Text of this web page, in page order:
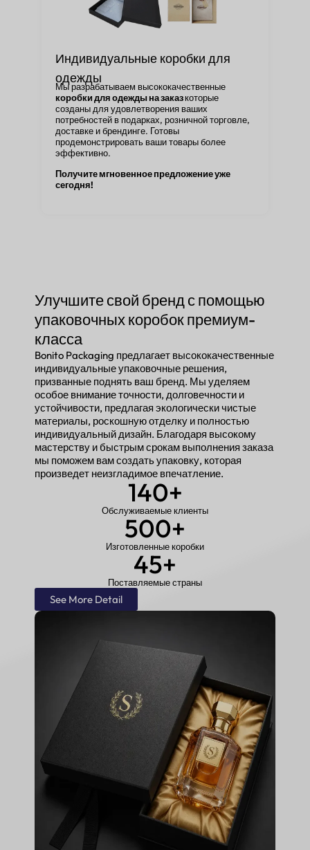
Индивидуальные коробки для
одежды
Мы разрабатываем высококачественные
коробки для одежды на заказкоторые
созданы для удовлетворения ваших
потребностей в подарках, розничной торговле,
доставке и брендинге. Готовы
продемонстрировать ваши товары более
эффективно.
Получите мгновенное предложение уже
сегодня!
Улучшите свой бренд с помощью
упаковочных коробок премиум-
класса
Bonito Packaging предлагает высококачественные
индивидуальные упаковочные решения,
призванные поднять ваш бренд. Мы уделяем
особое внимание точности, долговечности и
устойчивости, предлагая экологически чистые
материалы, роскошную отделку и полностью
индивидуальный дизайн. Благодаря высокому
мастерству и быстрым срокам выполнения заказа
мы поможем вам создать упаковку, которая
произведет неизгладимое впечатление.
Обслуживаемые клиенты
140+
Изготовленные коробки
500+
Поставляемые страны
45+
See More Detail